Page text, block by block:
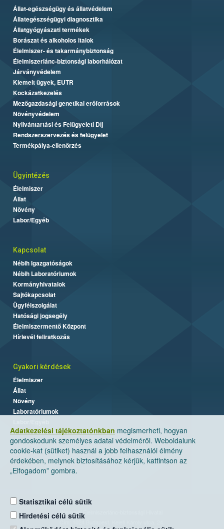
Adatkezelési tájékoztatónkban megismerheti, hogyan
gondoskodunk személyes adatai védelméről. Weboldalunk
cookie-kat (sütiket) használ a jobb felhasználói élmény
érdekében, melynek biztosításához kérjük, kattintson az
„Elfogadom” gombra.
Statisztikai célú sütik
Hirdetési célú sütik
Állat-egészségügy és állatvédelem
Állategészségügyi diagnosztika
Állatgyógyászati termékek
Borászat és alkoholos italok
Élelmiszer- és takarmánybiztonság
Élelmiszerlánc-biztonsági laborhálózat
Járványvédelem
Kiemelt ügyek, EUTR
Kockázatkezelés
Mezőgazdasági genetikai erőforrások
Növényvédelem
Nyilvántartási és Felügyeleti Díj
Rendszerszervezés és felügyelet
Termékpálya-ellenőrzés
Ügyintézés
Élelmiszer
Állat
Növény
Labor/Egyéb
Kapcsolat
Nébih Igazgatóságok
Nébih Laboratóriumok
Kormányhivatalok
Sajtókapcsolat
Ügyfélszolgálat
Hatósági jogsegély
Élelmiszermentő Központ
Hírlevél feliratkozás
Gyakori kérdések
Élelmiszer
Állat
Növény
Laboratóriumok
Nemzeti Élelmiszerlánc-biztonsági Hivatal